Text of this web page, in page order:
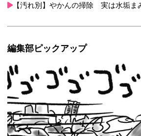
【汚れ別】やかんの掃除 実は水垢ま
編集部ピックアップ